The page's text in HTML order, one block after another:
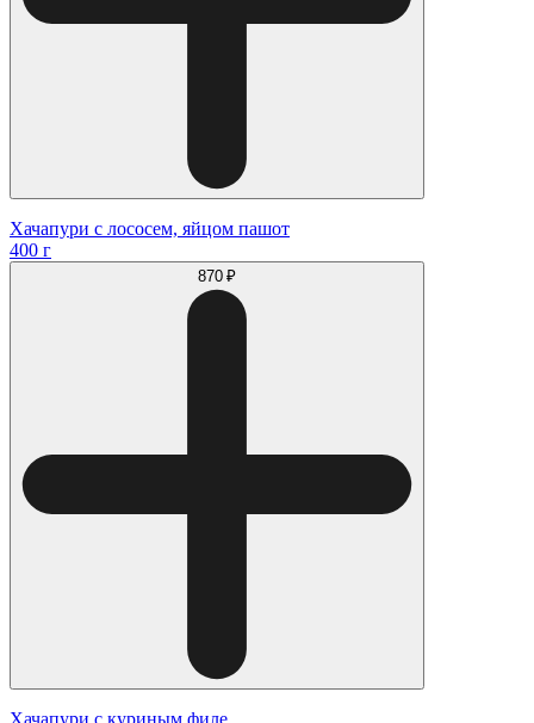
Хачапури с лососем, яйцом пашот
400 г
870 ₽
Хачапури с куриным филе